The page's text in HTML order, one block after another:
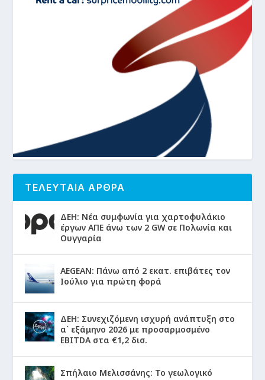
ΤΕΛΕΥΤΑΙΑ ΑΡΘΡΑ
ΔΕΗ: Νέα συμφωνία για χαρτοφυλάκιο
έργων ΑΠΕ άνω των 2 GW σε Πολωνία και
Ουγγαρία
AEGEAN: Πάνω από 2 εκατ. επιβάτες τον
Ιούλιο για πρώτη φορά
ΔΕΗ: Συνεχιζόμενη ισχυρή ανάπτυξη στο
α΄ εξάμηνο 2026 με προσαρμοσμένο
EBITDA στα €1,2 δισ.
Σπήλαιο Μελισσάνης: Το γεωλογικό